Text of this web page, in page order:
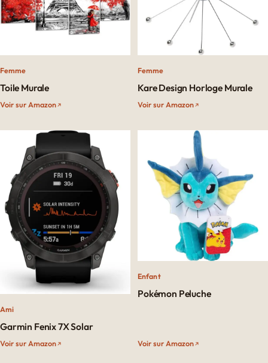
Femme
Toile Murale
Voir sur Amazon
Femme
Kare Design Horloge Murale
Voir sur Amazon
Ami
Garmin Fenix 7X Solar
Voir sur Amazon
Enfant
Pokémon Peluche
Voir sur Amazon